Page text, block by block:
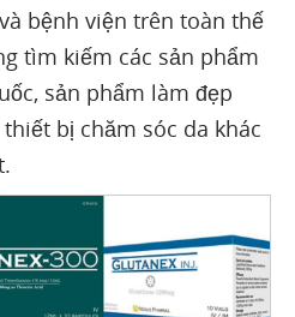
bệnh viện trên toàn thế
tìm kiếm các sản phẩm
sản phẩm làm đẹp
bị chăm sóc da khác